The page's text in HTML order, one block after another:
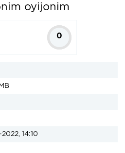
oyijonim
0
14:10